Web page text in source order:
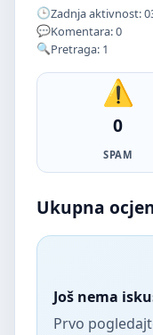
Zadnja aktivnost:
Komentara: 0
Pretraga: 1
0
SPAM
Ukupna
Još nema
Prvo